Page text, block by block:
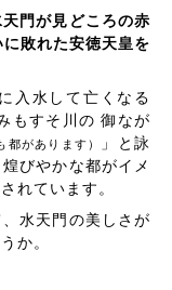
門が見どころの赤
敗れた安徳天皇を
入水して亡くなる
もすそ川の 御なが
都があります）
」と詠
びやかな都がイメ
れています。
水天門の美しさが
か。